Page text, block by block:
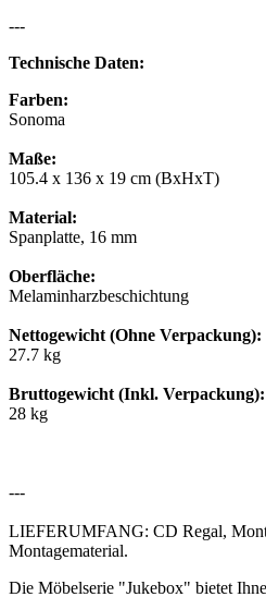
---
Technische Daten:
Farben:
Sonoma
Maße:
105.4 x 136 x 19 cm (BxHxT)
Material:
Spanplatte, 16 mm
Oberfläche:
Melaminharzbeschichtung
Nettogewicht (Ohne Verpackung):
27.7 kg
Bruttogewicht (Inkl. Verpackung):
28 kg
---
LIEFERUMFANG: CD Regal,
Montagematerial.
Die Möbelserie "Jukebox" bietet